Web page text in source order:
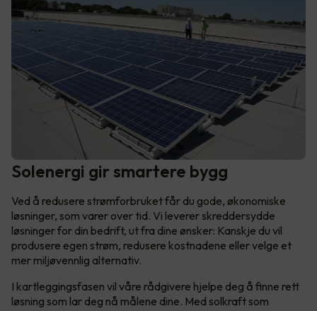
Solenergi gir smartere bygg
Ved å redusere strømforbruket får du gode, økonomiske
løsninger, som varer over tid. Vi leverer skreddersydde
løsninger for din bedrift, ut fra dine ønsker: Kanskje du vil
produsere egen strøm, redusere kostnadene eller velge et
mer miljøvennlig alternativ.
I kartleggingsfasen vil våre rådgivere hjelpe deg å finne rett
løsning som lar deg nå målene dine. Med solkraft som